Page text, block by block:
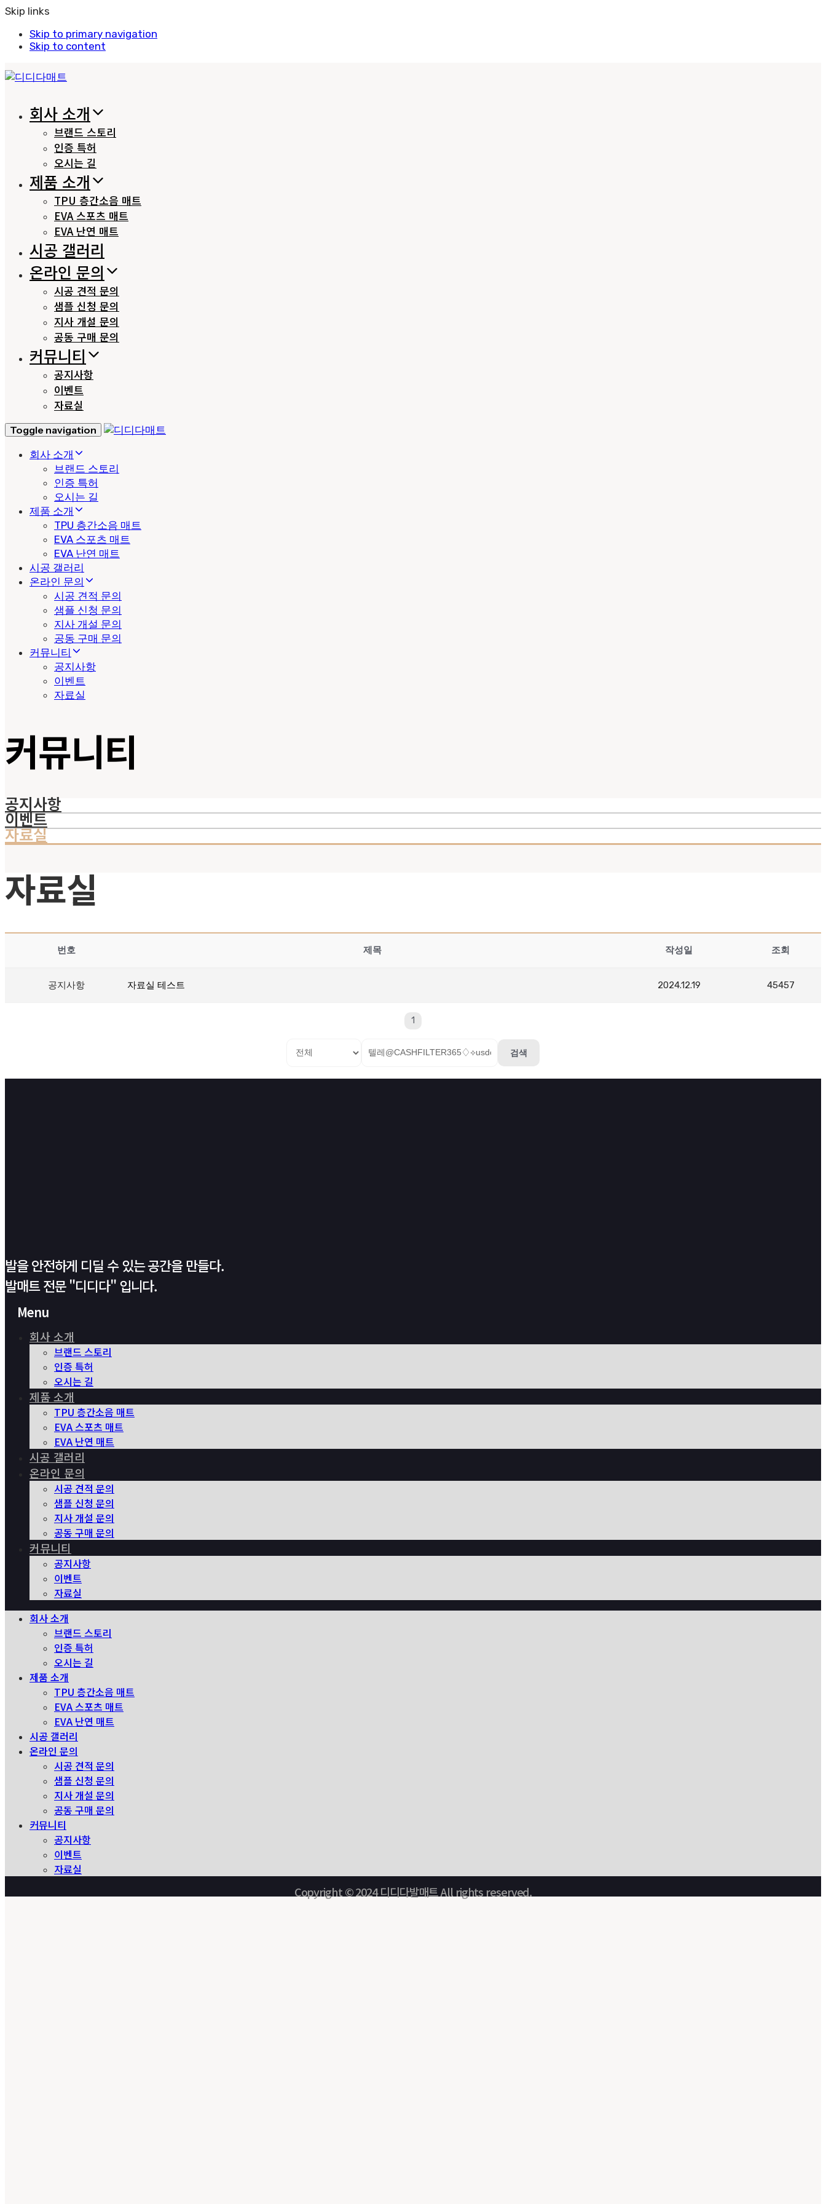
Skip links
Skip to primary navigation
Skip to content
회사 소개
브랜드 스토리
인증 특허
오시는 길
제품 소개
TPU 층간소음 매트
EVA 스포츠 매트
EVA 난연 매트
시공 갤러리
온라인 문의
시공 견적 문의
샘플 신청 문의
지사 개설 문의
공동 구매 문의
커뮤니티
공지사항
이벤트
자료실
Toggle navigation
회사 소개
브랜드 스토리
인증 특허
오시는 길
제품 소개
TPU 층간소음 매트
EVA 스포츠 매트
EVA 난연 매트
시공 갤러리
온라인 문의
시공 견적 문의
샘플 신청 문의
지사 개설 문의
공동 구매 문의
커뮤니티
공지사항
이벤트
자료실
커뮤니티
공지사항
이벤트
자료실
자료실
번호 제목 작성일 조회
공지사항 자료실 테스트 2024.12.19 45457
1
검색
발을 안전하게 디딜 수 있는 공간을 만들다.
발매트 전문 "디디다" 입니다.
Menu
회사 소개
브랜드 스토리
인증 특허
오시는 길
제품 소개
TPU 층간소음 매트
EVA 스포츠 매트
EVA 난연 매트
시공 갤러리
온라인 문의
시공 견적 문의
샘플 신청 문의
지사 개설 문의
공동 구매 문의
커뮤니티
공지사항
이벤트
자료실
회사 소개
브랜드 스토리
인증 특허
오시는 길
제품 소개
TPU 층간소음 매트
EVA 스포츠 매트
EVA 난연 매트
시공 갤러리
온라인 문의
시공 견적 문의
샘플 신청 문의
지사 개설 문의
공동 구매 문의
커뮤니티
공지사항
이벤트
자료실
Copyright © 2024 디디다발매트 All rights reserved.